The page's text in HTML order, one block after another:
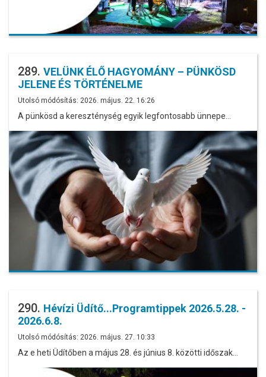
289. VELÜNK ÉLŐ HAGYOMÁNY – PÜNKÖSD
JELENE ÉS TÖRTÉNELME
Utolsó módósítás: 2026. május. 22. 16:26
A pünkösd a kereszténység egyik legfontosabb ünnepe…
290. Hévízi Üdítő...Programtippek 2026.5.28. -
2026.6.8.
Utolsó módósítás: 2026. május. 27. 10:33
Az e heti Üdítőben a május 28. és június 8. közötti időszak…